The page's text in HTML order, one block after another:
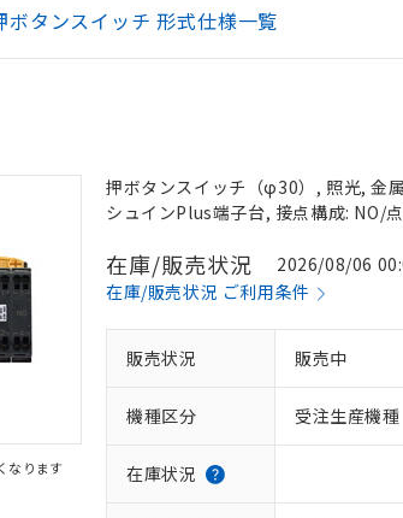
タンスイッチ 形式仕様一覧
なります
押ボタンスイッチ（φ30）, 照光, 金
シュインPlus端子台, 接点構成: NO/
在庫/販売状況
2026/08/06
在庫/販売状況 ご利用条件
販売状況 販売中
機種区分 受注生産機種
在庫状況